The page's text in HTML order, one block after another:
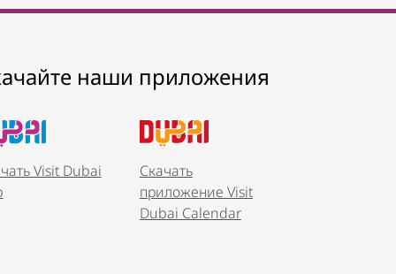
наши приложения
Visit Dubai
Скачать
приложение Visit
Dubai Calendar